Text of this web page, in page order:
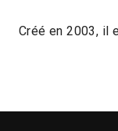
Créé en 2003, il